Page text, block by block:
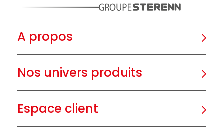
A propos
Nos univers produits
Espace client